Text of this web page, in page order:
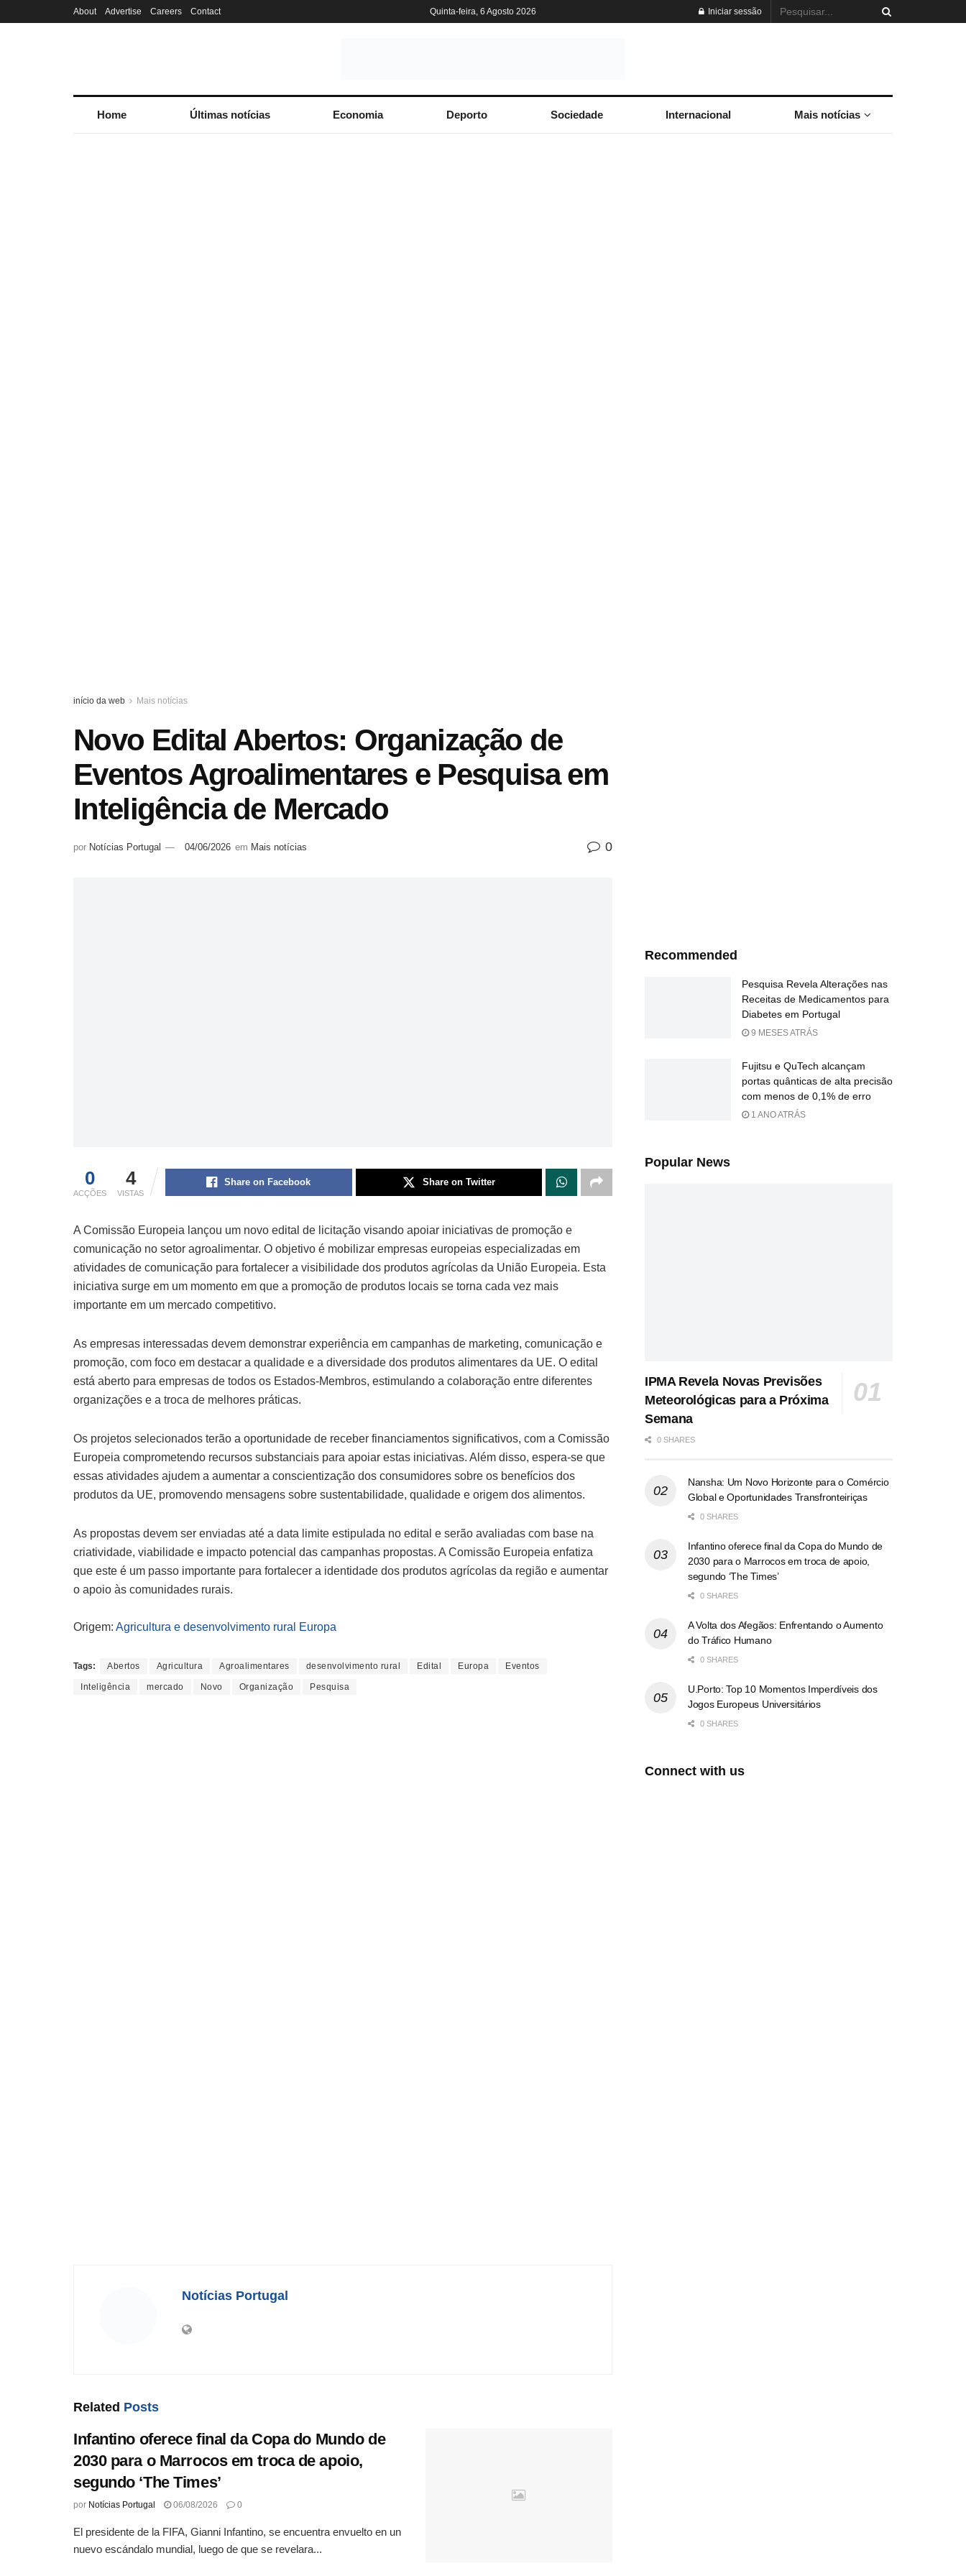
About Advertise Careers Contact Quinta-feira, 6 Agosto 2026 Iniciar sessão
Home Últimas notícias Economia Deporto Sociedade Internacional Mais notícias
início da web Mais notícias
Novo Edital Abertos: Organização de
Eventos Agroalimentares e Pesquisa em
Inteligência de Mercado
por Notícias Portugal 04/06/2026 em Mais notícias 0
0
ACÇÕES
4
VISTAS
Share on Facebook Share on Twitter
A Comissão Europeia lançou um novo edital de licitação visando apoiar iniciativas de promoção e
comunicação no setor agroalimentar. O objetivo é mobilizar empresas europeias especializadas em
atividades de comunicação para fortalecer a visibilidade dos produtos agrícolas da União Europeia. Esta
iniciativa surge em um momento em que a promoção de produtos locais se torna cada vez mais
importante em um mercado competitivo.
As empresas interessadas devem demonstrar experiência em campanhas de marketing, comunicação e
promoção, com foco em destacar a qualidade e a diversidade dos produtos alimentares da UE. O edital
está aberto para empresas de todos os Estados-Membros, estimulando a colaboração entre diferentes
organizações e a troca de melhores práticas.
Os projetos selecionados terão a oportunidade de receber financiamentos significativos, com a Comissão
Europeia comprometendo recursos substanciais para apoiar estas iniciativas. Além disso, espera-se que
essas atividades ajudem a aumentar a conscientização dos consumidores sobre os benefícios dos
produtos da UE, promovendo mensagens sobre sustentabilidade, qualidade e origem dos alimentos.
As propostas devem ser enviadas até a data limite estipulada no edital e serão avaliadas com base na
criatividade, viabilidade e impacto potencial das campanhas propostas. A Comissão Europeia enfatiza
que este é um passo importante para fortalecer a identidade dos produtos agrícolas da região e aumentar
o apoio às comunidades rurais.
Origem: Agricultura e desenvolvimento rural Europa
Tags: Abertos Agricultura Agroalimentares desenvolvimento rural Edital Europa Eventos
Inteligência mercado Novo Organização Pesquisa
Notícias Portugal
Related Posts
Infantino oferece final da Copa do Mundo de
2030 para o Marrocos em troca de apoio,
segundo ‘The Times’
por Notícias Portugal 06/08/2026 0
El presidente de la FIFA, Gianni Infantino, se encuentra envuelto en un
nuevo escándalo mundial, luego de que se revelara...
Recommended
Pesquisa Revela Alterações nas
Receitas de Medicamentos para
Diabetes em Portugal
9 MESES ATRÁS
Fujitsu e QuTech alcançam
portas quânticas de alta precisão
com menos de 0,1% de erro
1 ANO ATRÁS
Popular News
IPMA Revela Novas Previsões
Meteorológicas para a Próxima
Semana
0 SHARES
Nansha: Um Novo Horizonte para o Comércio
Global e Oportunidades Transfronteiriças
0 SHARES
Infantino oferece final da Copa do Mundo de
2030 para o Marrocos em troca de apoio,
segundo ‘The Times’
0 SHARES
A Volta dos Afegãos: Enfrentando o Aumento
do Tráfico Humano
0 SHARES
U.Porto: Top 10 Momentos Imperdíveis dos
Jogos Europeus Universitários
0 SHARES
Connect with us